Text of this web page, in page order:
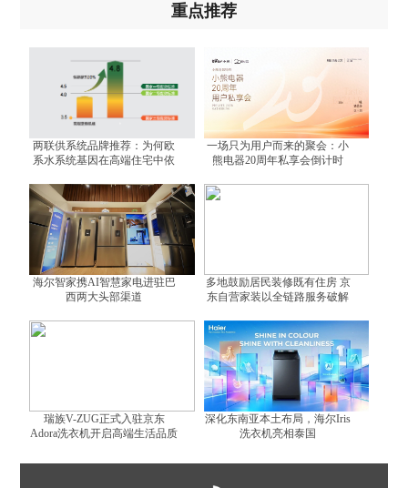
重点推荐
两联供系统品牌推荐：为何欧
系水系统基因在高端住宅中依
一场只为用户而来的聚会：小
熊电器20周年私享会倒计时
海尔智家携AI智慧家电进驻巴
西两大头部渠道
多地鼓励居民装修既有住房 京
东自营家装以全链路服务破解
瑞族V-ZUG正式入驻京东
Adora洗衣机开启高端生活品质
深化东南亚本土布局，海尔Iris
洗衣机亮相泰国